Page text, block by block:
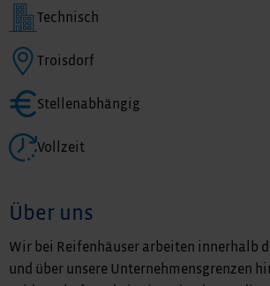
Technisch
Troisdorf
Stellenabhängig
Vollzeit
Über uns
Wir bei Reifenhäuser arbeiten innerhalb
und über unsere Unternehmensgrenzen